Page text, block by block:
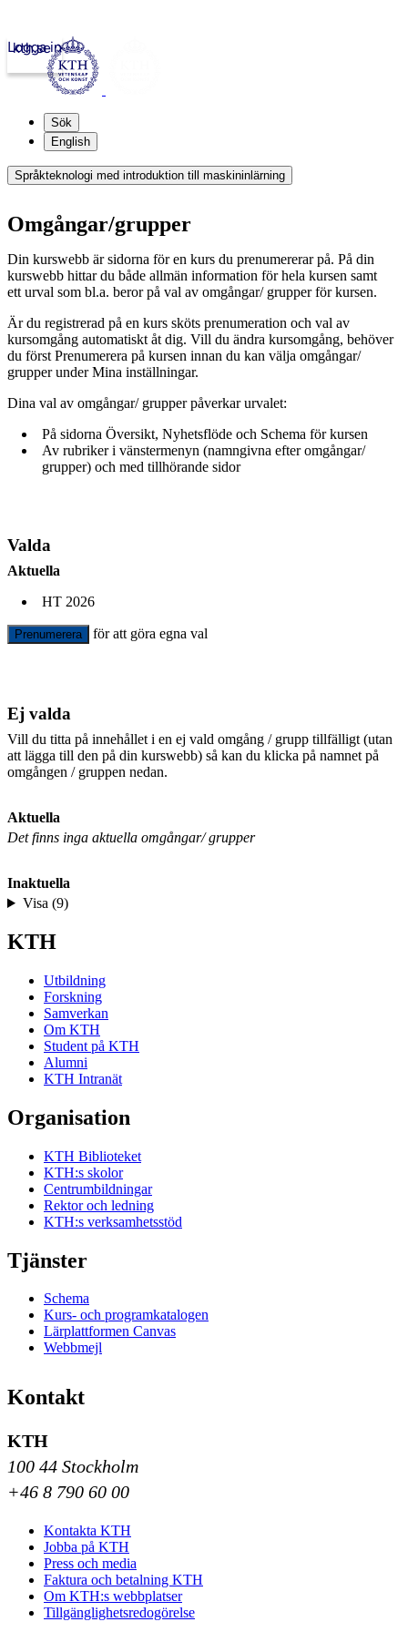
kth.se
Logga in
Sök
English
Språkteknologi med introduktion till maskininlärning
Omgångar/grupper
Din kurswebb är sidorna för en kurs du prenumererar på. På din
kurswebb hittar du både allmän information för hela kursen samt
ett urval som bl.a. beror på val av omgångar/ grupper för kursen.
Är du registrerad på en kurs sköts prenumeration och val av
kursomgång automatiskt åt dig. Vill du ändra kursomgång, behöver
du först Prenumerera på kursen innan du kan välja omgångar/
grupper under Mina inställningar.
Dina val av omgångar/ grupper påverkar urvalet:
På sidorna Översikt, Nyhetsflöde och Schema för kursen
Av rubriker i vänstermenyn (namngivna efter omgångar/
grupper) och med tillhörande sidor
Valda
Aktuella
HT 2026
Prenumerera för att göra egna val
Ej valda
Vill du titta på innehållet i en ej vald omgång / grupp tillfälligt (utan
att lägga till den på din kurswebb) så kan du klicka på namnet på
omgången / gruppen nedan.
Aktuella
Det finns inga aktuella omgångar/ grupper
Inaktuella
Visa (9)
KTH
Utbildning
Forskning
Samverkan
Om KTH
Student på KTH
Alumni
KTH Intranät
Organisation
KTH Biblioteket
KTH:s skolor
Centrumbildningar
Rektor och ledning
KTH:s verksamhetsstöd
Tjänster
Schema
Kurs- och programkatalogen
Lärplattformen Canvas
Webbmejl
Kontakt
KTH
100 44 Stockholm
+46 8 790 60 00
Kontakta KTH
Jobba på KTH
Press och media
Faktura och betalning KTH
Om KTH:s webbplatser
Tillgänglighetsredogörelse